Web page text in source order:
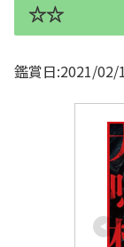
☆☆
鑑賞日:2021/